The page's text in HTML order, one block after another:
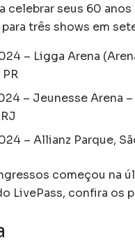
celebrar seus 60
três shows em
– Ligga Arena
– Jeunesse Arena
– Allianz Parque,
começou na
LivePass, confira os